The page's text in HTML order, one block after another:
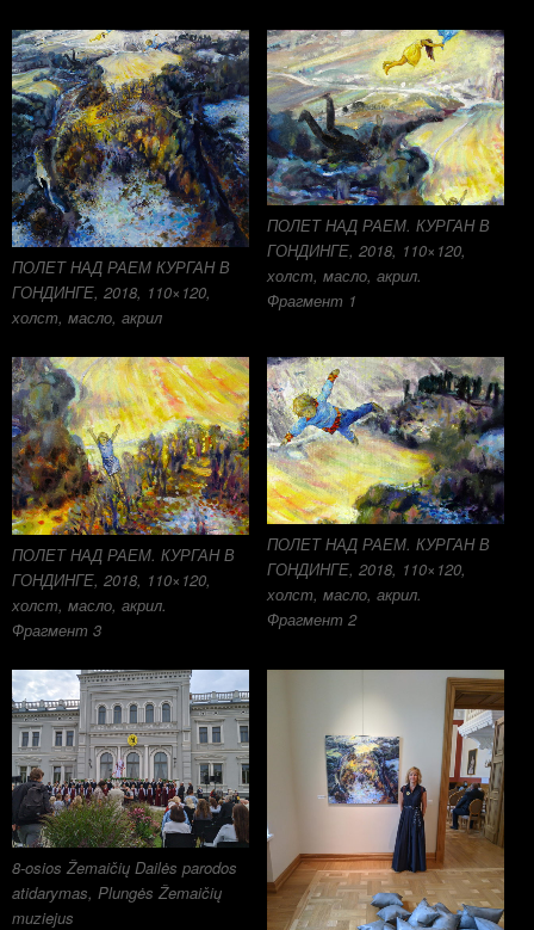
ПОЛЕТ НАД РАЕМ КУРГАН В
ГОНДИНГЕ, 2018, 110×120,
холст, масло, акрил
ПОЛЕТ НАД РАЕМ. КУРГАН В
ГОНДИНГЕ, 2018, 110×120,
холст, масло, акрил.
Фрагмент 1
ПОЛЕТ НАД РАЕМ. КУРГАН В
ГОНДИНГЕ, 2018, 110×120,
холст, масло, акрил.
Фрагмент 3
ПОЛЕТ НАД РАЕМ. КУРГАН В
ГОНДИНГЕ, 2018, 110×120,
холст, масло, акрил.
Фрагмент 2
8-osios Žemaičių Dailės parodos
atidarymas, Plungės Žemaičių
muziejus